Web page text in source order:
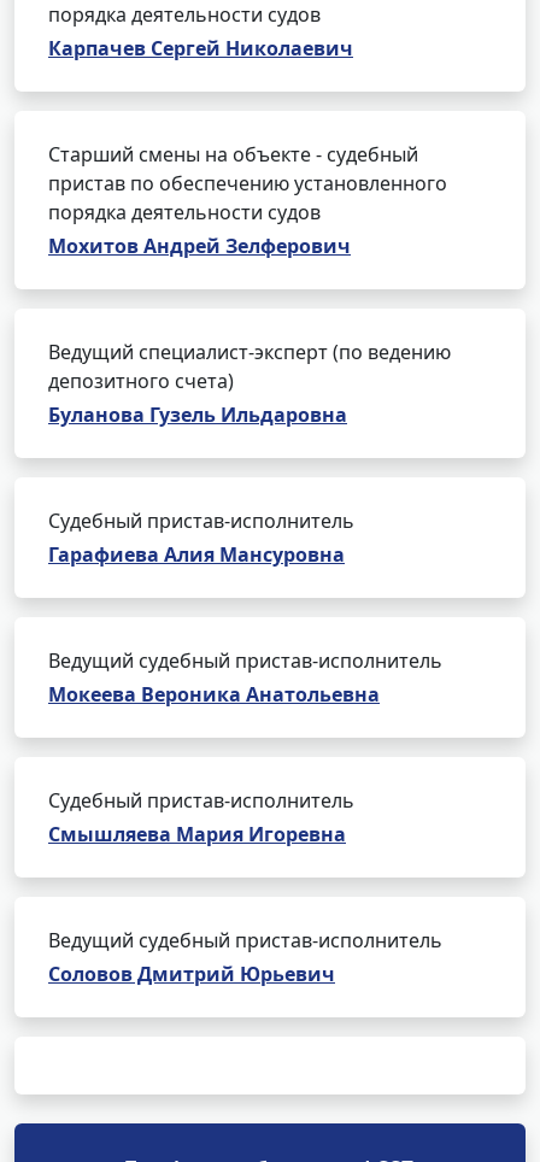
порядка деятельности судов
Карпачев Сергей Николаевич
Старший смены на объекте - судебный
пристав по обеспечению установленного
порядка деятельности судов
Мохитов Андрей Зелферович
Ведущий специалист-эксперт (по ведению
депозитного счета)
Буланова Гузель Ильдаровна
Судебный пристав-исполнитель
Гарафиева Алия Мансуровна
Ведущий судебный пристав-исполнитель
Мокеева Вероника Анатольевна
Судебный пристав-исполнитель
Смышляева Мария Игоревна
Ведущий судебный пристав-исполнитель
Соловов Дмитрий Юрьевич